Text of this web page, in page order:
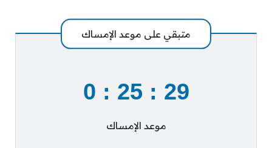
متبقي على موعد الإمساك
28
:
25
:
0
موعد الإمساك